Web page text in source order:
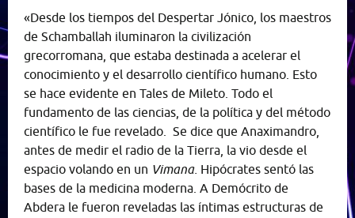
«Desde los tiempos del Despertar Jónico, los maestros
de Schamballah iluminaron la civilización
grecorromana, que estaba destinada a acelerar el
conocimiento y el desarrollo científico humano. Esto
se hace evidente en Tales de Mileto. Todo el
fundamento de las ciencias, de la política y del método
científico le fue revelado. Se dice que Anaximandro,
antes de medir el radio de la Tierra, la vio desde el
espacio volando en un Vimana. Hipócrates sentó las
bases de la medicina moderna. A Demócrito de
Abdera le fueron reveladas las íntimas estructuras de